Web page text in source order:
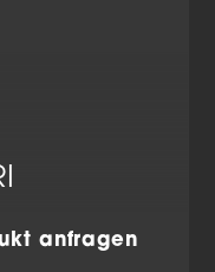
anfragen